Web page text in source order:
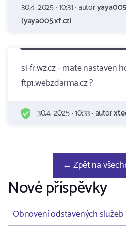
30.4. 2025 · 10:31 · autor
(yaya005.xf.cz)
si-fr.wz.cz - mate nastaven
ftp1.webzdarma.cz ?
30.4. 2025 · 10:33 · autor
← Zpět na
Nové příspěvky
Obnovení odstavených služeb